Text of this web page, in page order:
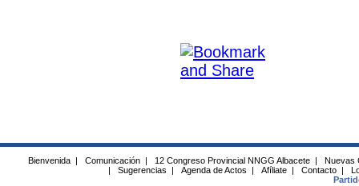
Bienvenida | Comunicación | 12 Congreso Provincial NNGG Albacete |
Nuevas
|
Sugerencias | Agenda de Actos | Afíliate | Contacto |